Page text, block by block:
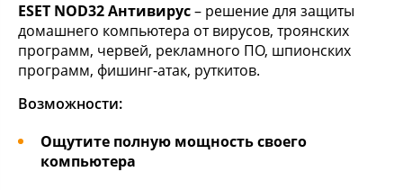
ESET NOD32 Антивирус– решение для защиты
домашнего компьютера от вирусов, троянских
программ, червей, рекламного ПО, шпионских
программ, фишинг-атак, руткитов.
Возможности:
Ощутите полную мощность своего
компьютера